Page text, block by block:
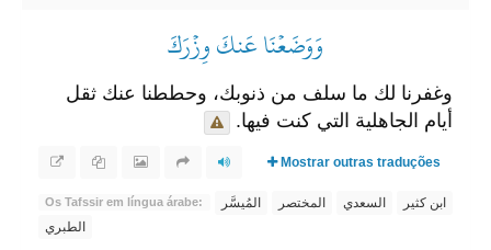
وَوَضَعۡنَا عَنكَ وِزۡرَكَ
وغفرنا لك ما سلف من ذنوبك، وحططنا عنك ثقل
أيام الجاهلية التي كنت فيها.
Mostrar outras traduções
Os Tafssir em língua árabe: المُيسَّر المختصر السعدي
ابن كثير
الطبري